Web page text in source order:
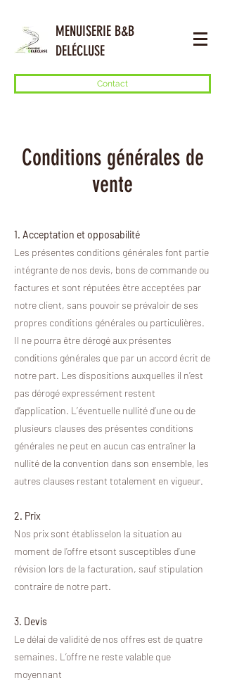
MENUISERIE B&B
DELÉCLUSE
Contact
Conditions générales de
vente
1. Acceptation et opposabilité
Les présentes conditions générales font partie
intégrante de nos devis, bons de commande ou
factures et sont réputées être acceptées par
notre client, sans pouvoir se prévaloir de ses
propres conditions générales ou particulières.
Il ne pourra être dérogé aux présentes
conditions générales que par un accord écrit de
notre part. Les dispositions auxquelles il n’est
pas dérogé expressément restent
d’application. L’éventuelle nullité d’une ou de
plusieurs clauses des présentes conditions
générales ne peut en aucun cas entraîner la
nullité de la convention dans son ensemble, les
autres clauses restant totalement en vigueur.
2. Prix
Nos prix sont établisselon la situation au
moment de l’offre etsont susceptibles d’une
révision lors de la facturation, sauf stipulation
contraire de notre part.
3. Devis
Le délai de validité de nos offres est de quatre
semaines. L’offre ne reste valable que
moyennant